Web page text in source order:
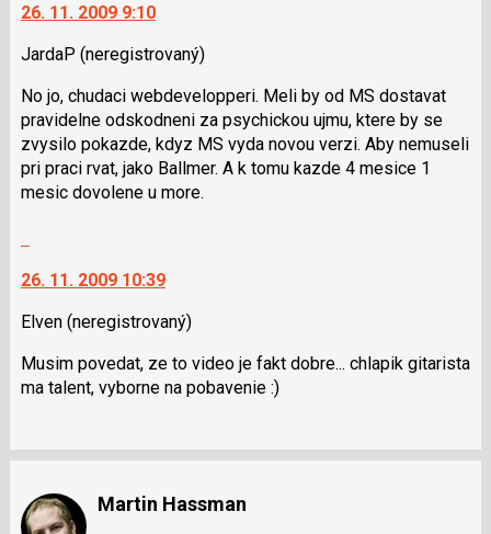
26. 11. 2009 9:10
JardaP (neregistrovaný)
No jo, chudaci webdevelopperi. Meli by od MS dostavat
pravidelne odskodneni za psychickou ujmu, ktere by se
zvysilo pokazde, kdyz MS vyda novou verzi. Aby nemuseli
pri praci rvat, jako Ballmer. A k tomu kazde 4 mesice 1
mesic dovolene u more.
další
názor.
K
navigaci
i
N
pro
26. 11. 2009 10:39
Elven (neregistrovaný)
Musim povedat, ze to video je fakt dobre... chlapik gitarista
ma talent, vyborne na pobavenie :)
Martin Hassman